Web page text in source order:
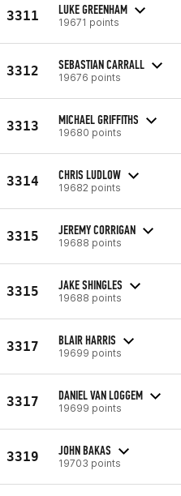
3311 LUKE GREENHAM
19671 points
3312 SEBASTIAN CARRALL
19676 points
3313 MICHAEL GRIFFITHS
19680 points
3314 CHRIS LUDLOW
19682 points
3315 JEREMY CORRIGAN
19688 points
3315 JAKE SHINGLES
19688 points
3317 BLAIR HARRIS
19699 points
3317 DANIEL VAN LOGGEM
19699 points
3319 JOHN BAKAS
19703 points